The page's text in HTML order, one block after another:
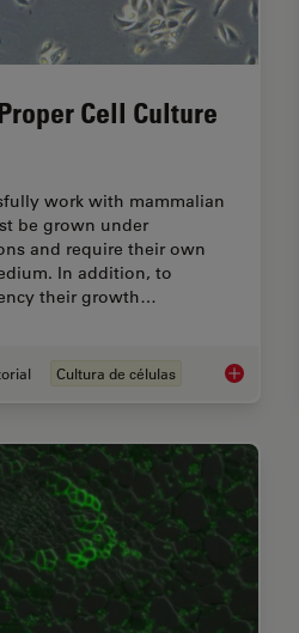
Cell Culture
work with mammalian
be grown under
and require their own
In addition, to
their growth…
Cultura de células How to do